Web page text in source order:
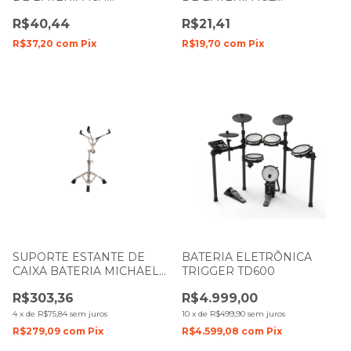
R$40,44
R$37,20 com Pix
R$21,41
R$19,70 com Pix
SUPORTE ESTANTE DE
CAIXA BATERIA MICHAEL
R$303,36
4 x de R$75,84 sem juros
R$279,09 com Pix
BATERIA ELETRÔNICA
TRIGGER TD600
R$4.999,00
10 x de R$499,90 sem juros
R$4.599,08 com Pix